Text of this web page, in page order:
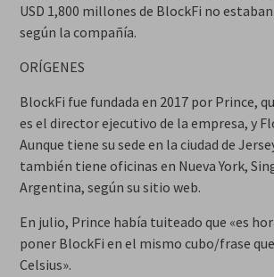
USD 1,800 millones de BlockFi no
según la compañía.
ORÍGENES
BlockFi fue fundada en 2017 por Prince,
es el director ejecutivo de la empresa, y
Aunque tiene su sede en la ciudad de
también tiene oficinas en Nueva York,
Argentina, según su sitio web.
En julio, Prince había tuiteado que «es
poner BlockFi en el mismo cubo/frase
Celsius».